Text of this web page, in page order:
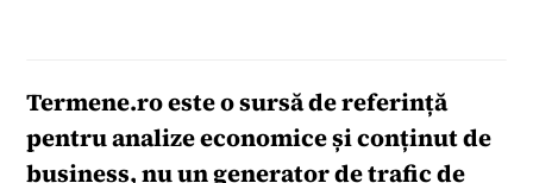
Termene.roeste o sursă de referință
pentru analize economice și conținut de
business, nu un generator de trafic de